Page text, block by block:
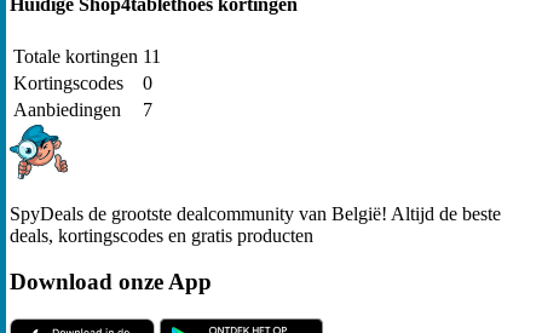
Huidige Shop4tablethoes kortingen
Totale kortingen 11
Kortingscodes
0
Aanbiedingen
7
SpyDeals de grootste dealcommunity van België! Altijd de beste
deals, kortingscodes en gratis producten
Download onze App